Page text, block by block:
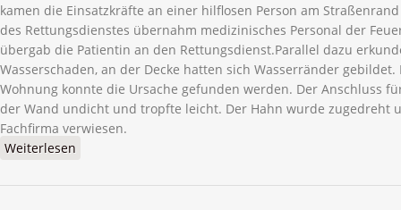
kamen die Einsatzkräfte an einer hilflosen Person am
des Rettungsdienstes übernahm medizinisches Personal der
übergab die Patientin an den Rettungsdienst.Parallel dazu
Wasserschaden, an der Decke hatten sich Wasserränder
Wohnung konnte die Ursache gefunden werden. Der Anschluss
der Wand undicht und tropfte leicht. Der Hahn wurde zugedreht
Fachfirma verwiesen.
Weiterlesen